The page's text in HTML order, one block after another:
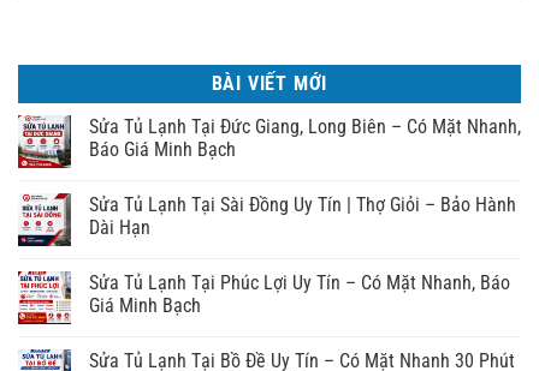
BÀI VIẾT MỚI
Sửa Tủ Lạnh Tại Đức Giang, Long Biên – Có Mặt Nhanh,
Báo Giá Minh Bạch
Sửa Tủ Lạnh Tại Sài Đồng Uy Tín | Thợ Giỏi – Bảo Hành
Dài Hạn
Sửa Tủ Lạnh Tại Phúc Lợi Uy Tín – Có Mặt Nhanh, Báo
Giá Minh Bạch
Sửa Tủ Lạnh Tại Bồ Đề Uy Tín – Có Mặt Nhanh 30 Phút